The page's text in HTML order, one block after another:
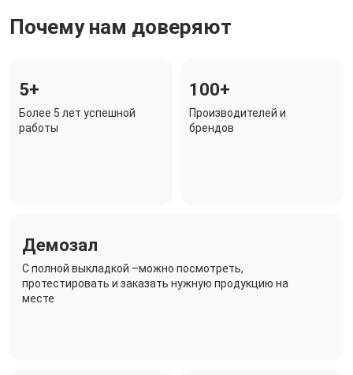
Почему нам доверяют
5+
Более 5 лет успешной
работы
100+
Производителей и
брендов
Демозал
C полной выкладкой –можно посмотреть,
протестировать и заказать нужную продукцию на
месте